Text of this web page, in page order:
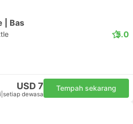
| Bas
5.0
USD 7
setiap dewasa
Tempah sekarang